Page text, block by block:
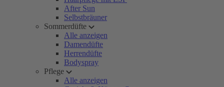
After Sun
Selbstbräuner
Sommerdüfte
Alle anzeigen
Damendüfte
Herrendüfte
Bodyspray
Pflege
Alle anzeigen